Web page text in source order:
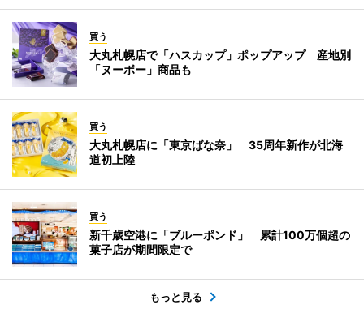
買う
大丸札幌店で「ハスカップ」ポップアップ 産地別
「ヌーボー」商品も
買う
大丸札幌店に「東京ばな奈」 35周年新作が北海
道初上陸
買う
新千歳空港に「ブルーポンド」 累計100万個超の
菓子店が期間限定で
もっと見る